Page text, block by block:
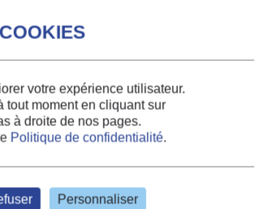
votre expérience utilisateur.
tout moment en cliquant sur
à droite de nos pages.
Politique de confidentialité.
Personnaliser